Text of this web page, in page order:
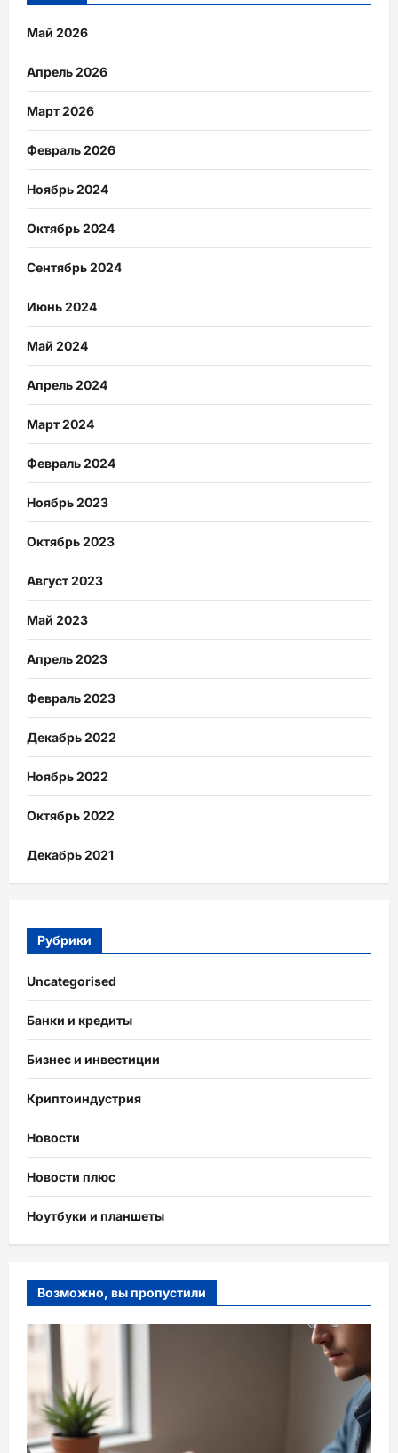
Май 2026
Апрель 2026
Март 2026
Февраль 2026
Ноябрь 2024
Октябрь 2024
Сентябрь 2024
Июнь 2024
Май 2024
Апрель 2024
Март 2024
Февраль 2024
Ноябрь 2023
Октябрь 2023
Август 2023
Май 2023
Апрель 2023
Февраль 2023
Декабрь 2022
Ноябрь 2022
Октябрь 2022
Декабрь 2021
Рубрики
Uncategorised
Банки и кредиты
Бизнес и инвестиции
Криптоиндустрия
Новости
Новости плюс
Ноутбуки и планшеты
Возможно, вы пропустили